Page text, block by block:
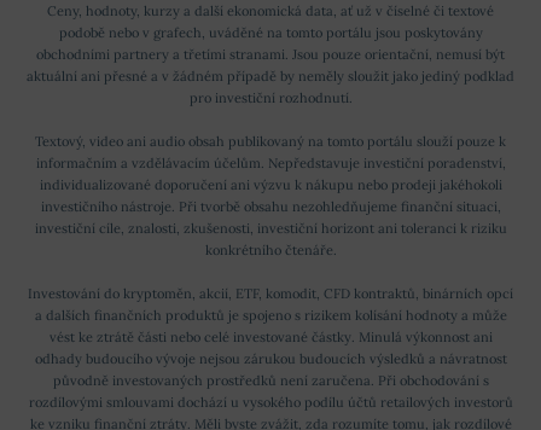
Ceny, hodnoty, kurzy a další ekonomická data, ať už v číselné či textové
podobě nebo v grafech, uváděné na tomto portálu jsou poskytovány
obchodními partnery a třetími stranami. Jsou pouze orientační, nemusí být
aktuální ani přesné a v žádném případě by neměly sloužit jako jediný podklad
pro investiční rozhodnutí.
Textový, video ani audio obsah publikovaný na tomto portálu slouží pouze k
informačním a vzdělávacím účelům. Nepředstavuje investiční poradenství,
individualizované doporučení ani výzvu k nákupu nebo prodeji jakéhokoli
investičního nástroje. Při tvorbě obsahu nezohledňujeme finanční situaci,
investiční cíle, znalosti, zkušenosti, investiční horizont ani toleranci k riziku
konkrétního čtenáře.
Investování do kryptoměn, akcií, ETF, komodit, CFD kontraktů, binárních opcí
a dalších finančních produktů je spojeno s rizikem kolísání hodnoty a může
vést ke ztrátě části nebo celé investované částky. Minulá výkonnost ani
odhady budoucího vývoje nejsou zárukou budoucích výsledků a návratnost
původně investovaných prostředků není zaručena. Při obchodování s
rozdílovými smlouvami dochází u vysokého podílu účtů retailových investorů
ke vzniku finanční ztráty. Měli byste zvážit, zda rozumíte tomu, jak rozdílové